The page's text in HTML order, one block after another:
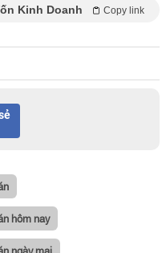
Kinh Doanh Copy link
hôm nay
ngày mai